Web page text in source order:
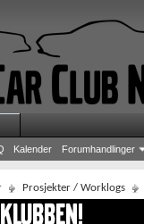
Kalender Forumhandlinger
Prosjekter / Worklogs